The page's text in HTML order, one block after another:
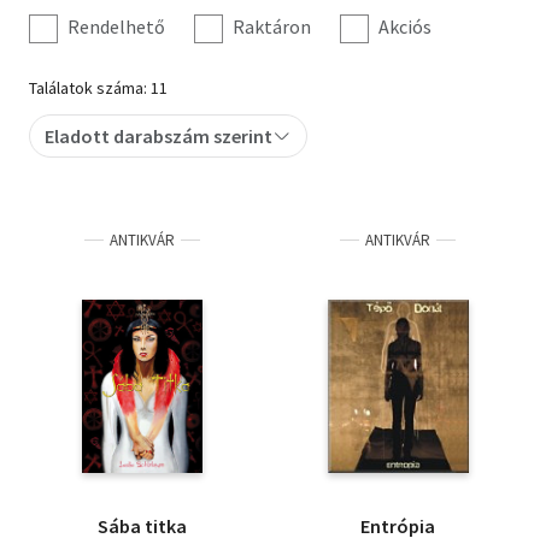
Erotika
Gyermek- és ifjúsági
Hobbi, szabadidő
Minikönyv
Művészet
Szakkönyv
szűrés
Rendelhető
Raktáron Akciós
Találatok száma: 11
Eladott darabszám szerint
ANTIKVÁR
Sába titka
ANTIKVÁR
Entrópia